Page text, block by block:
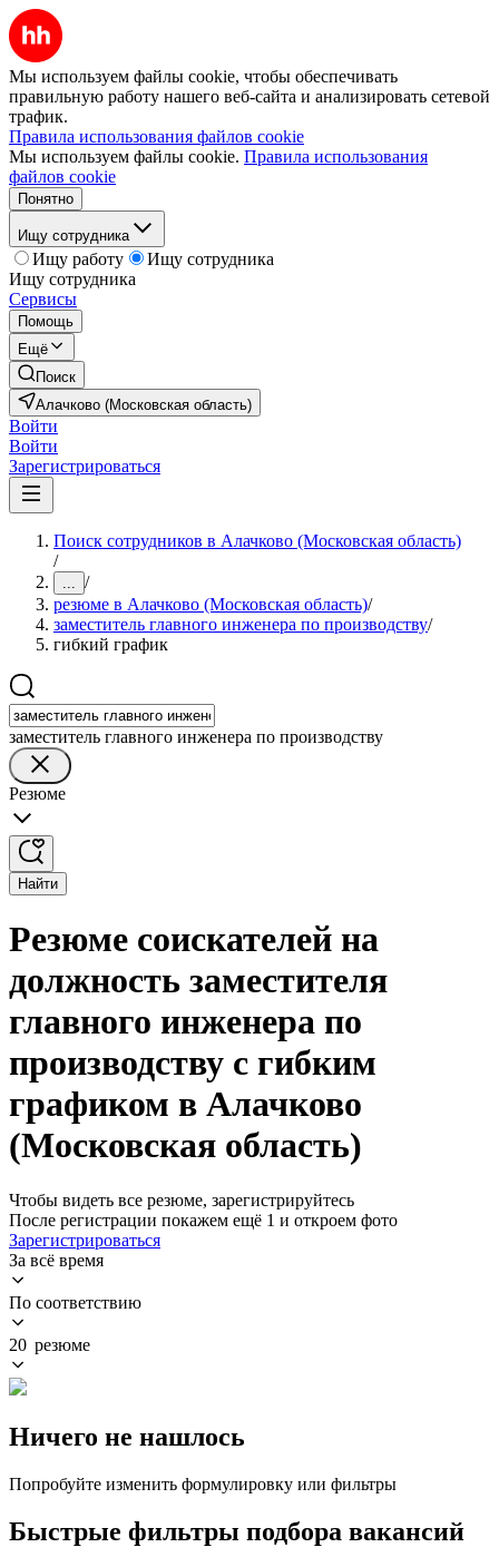
Мы используем файлы cookie, чтобы обеспечивать
правильную работу нашего веб-сайта и анализировать сетевой
трафик.
Правила использования файлов cookie
Мы используем файлы cookie. Правила использования
файлов cookie
Понятно
Ищу сотрудника
Ищу работу
Ищу сотрудника
Ищу сотрудника
Сервисы
Помощь
Ещё
Поиск
Алачково (Московская область)
Войти
Войти
Зарегистрироваться
Поиск сотрудников в Алачково (Московская область)
/
... /
резюме в Алачково (Московская область)/
заместитель главного инженера по производству/
гибкий график
заместитель главного инженера по производству
Резюме
Найти
Резюме соискателей на
должность заместителя
главного инженера по
производству с гибким
графиком в Алачково
(Московская область)
Чтобы видеть все резюме, зарегистрируйтесь
После регистрации покажем ещё 1 и откроем фото
Зарегистрироваться
За всё время
По соответствию
20 резюме
Ничего не нашлось
Попробуйте изменить формулировку или фильтры
Быстрые фильтры подбора вакансий